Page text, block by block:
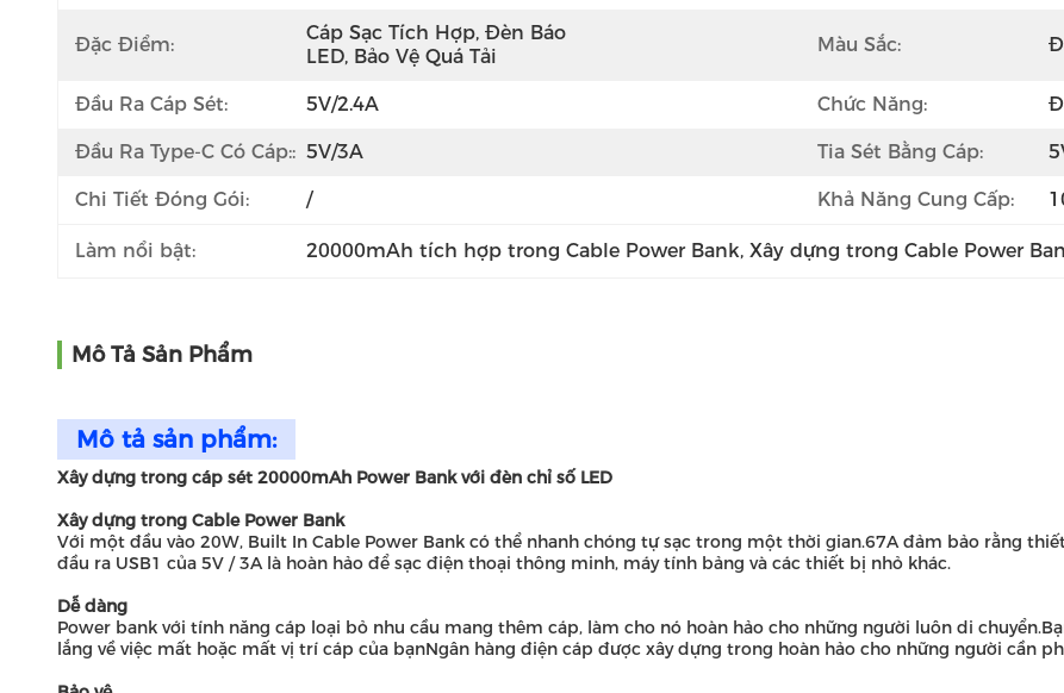
Đặc Điểm:
Cáp Sạc Tích Hợp, Đèn Báo
LED, Bảo Vệ Quá Tải
Màu Sắc:
Đầu Ra Cáp Sét: 5V/2.4A Chức Năng:
Đầu Ra Type-C Có Cáp:: 5V/3A Tia Sét Bằng Cáp:
Chi Tiết Đóng Gói: / Khả Năng Cung Cấp:
Làm nổi bật: 20000mAh tích hợp trong Cable Power Bank, Xây dựng trong Cable Power
Mô Tả Sản Phẩm
Mô tả sản phẩm:
Xây dựng trong cáp sét 20000mAh Power Bank với đèn chỉ số LED
Xây dựng trong Cable Power Bank
Với một đầu vào 20W, Built In Cable Power Bank có thể nhanh chóng tự sạc trong một thời gian.67A đảm bảo rằng
đầu ra USB1 của 5V / 3A là hoàn hảo để sạc điện thoại thông minh, máy tính bảng và các thiết bị nhỏ khác.
Dễ dàng
Power bank với tính năng cáp loại bỏ nhu cầu mang thêm cáp, làm cho nó hoàn hảo cho những người luôn di
lắng về việc mất hoặc mất vị trí cáp của bạnNgân hàng điện cáp được xây dựng trong hoàn hảo cho những người cần